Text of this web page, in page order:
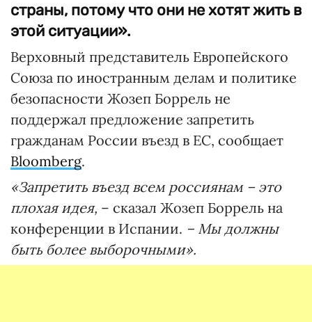
страны, потому что они не хотят жить в
этой ситуации».
Верховный представитель Европейского
Союза по иностранным делам и политике
безопасности Жозеп Боррель не
поддержал предложение запретить
гражданам России въезд в ЕС, сообщает
Bloomberg.
«Запретить въезд всем россиянам – это
плохая идея, – сказал Жозеп Боррель на
конференции в Испании. – Мы должны
быть более выборочными».